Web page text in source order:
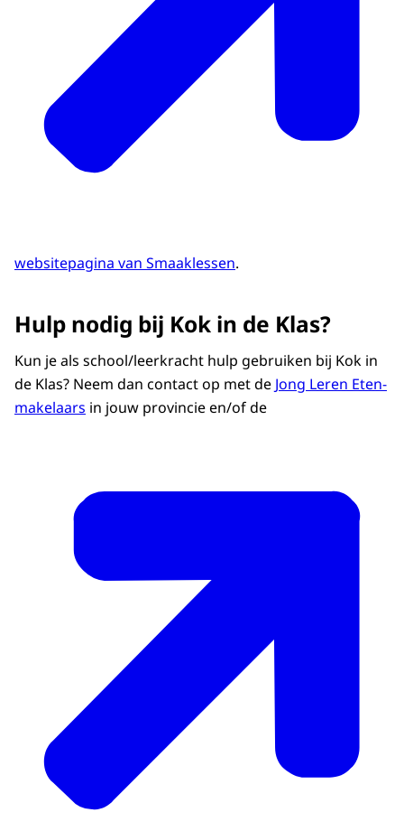
websitepagina van Smaaklessen.
Hulp nodig bij Kok in de Klas?
Kun je als school/leerkracht hulp gebruiken bij Kok in
de Klas? Neem dan contact op met de Jong Leren Eten-
makelaars in jouw provincie en/of de